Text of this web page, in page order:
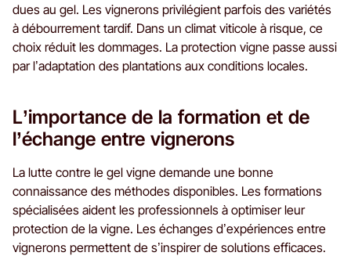
dues au gel. Les vignerons privilégient parfois des variétés
à débourrement tardif. Dans un climat viticole à risque, ce
choix réduit les dommages. La protection vigne passe aussi
par l’adaptation des plantations aux conditions locales.
L’importance de la formation et de
l’échange entre vignerons
La lutte contre le gel vigne demande une bonne
connaissance des méthodes disponibles. Les formations
spécialisées aident les professionnels à optimiser leur
protection de la vigne. Les échanges d’expériences entre
vignerons permettent de s’inspirer de solutions efficaces.